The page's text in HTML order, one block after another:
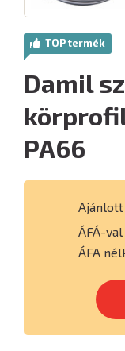
TOP termék
Damil
PA66
Ajánlott
ÁFÁ-
ÁFA